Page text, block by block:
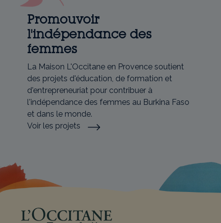
Promouvoir
l'indépendance des
femmes
La Maison L'Occitane en Provence soutient
des projets d'éducation, de formation et
d'entrepreneuriat pour contribuer à
l'indépendance des femmes au Burkina Faso
et dans le monde.
Voir les projets